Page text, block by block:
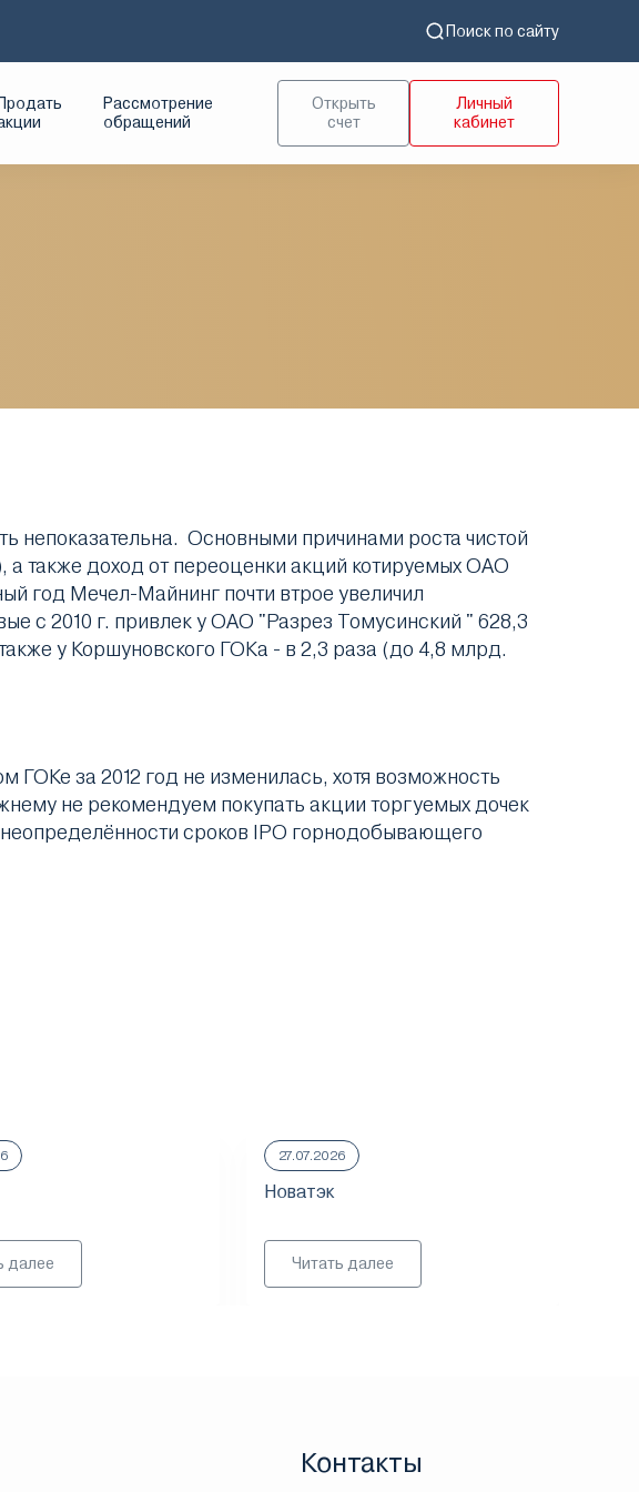
Поиск по сайту
Продать
Рассмотрение
обращений
Открыть
счет
Личный
кабинет
непоказательна. Основными причинами роста чистой
также доход от переоценки акций котируемых ОАО
год Мечел-Майнинг почти втрое увеличил
с 2010 г. привлек у ОАО "Разрез Томусинский " 628,3
у Коршуновского ГОКа - в 2,3 раза (до 4,8 млрд.
за 2012 год не изменилась, хотя возможность
не рекомендуем покупать акции торгуемых дочек
сроков IPO горнодобывающего
далее
27.07.2026
Новатэк
Читать далее
Контакты